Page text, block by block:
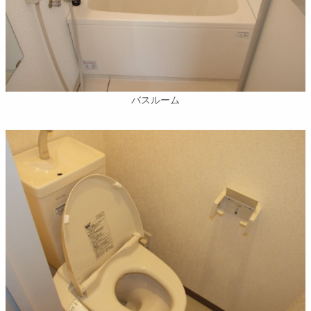
バスルーム